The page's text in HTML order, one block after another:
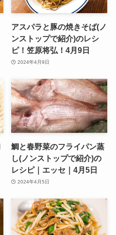
アスパラと豚の焼きそば(ノ
ンストップで紹介)のレシ
ピ！笠原将弘！4月9日
2024年4月9日
鯛と春野菜のフライパン蒸
し(ノンストップで紹介)の
レシピ｜エッセ｜4月5日
2024年4月5日